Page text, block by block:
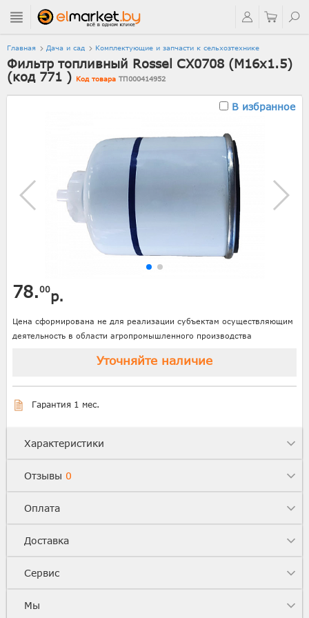
Главная Дача и сад Комплектующие и запчасти к сельхозтехнике
Фильтр топливный Rossel CX0708 (М16х1.5)
(код 771 ) Код товара ТП000414952
В избранное
78.00р.
Цена сформирована не для реализации субъектам осуществляющим
деятельность в области агропромышленного производства
Уточняйте наличие
Гарантия 1 мес.
Характеристики
Отзывы 0
Оплата
Доставка
Сервис
Мы